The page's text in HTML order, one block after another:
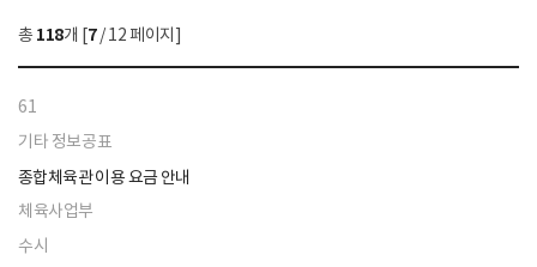
선
택
총 118개 [7/ 12 페이지]
61
기타 정보공표
종합체육관 이용 요금 안내
체육사업부
수시